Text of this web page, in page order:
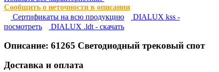
Сообщить о неточности в описании
Сертификаты на всю продукцию
DIALUX kss -
посмотреть
DIALUX .ldt - скачать
Описание: 61265 Светодиодный трековый спот
Доставка и оплата